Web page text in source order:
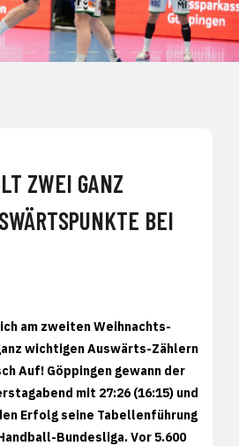
ZWEI GANZ
BEI
am zweiten Weihnachts-
wichtigen Auswärts-Zählern
Auf! Göppingen gewann der
mit 27:26 (16:15) und
Erfolg seine Tabellenführung
Bundesliga. Vor 5.600